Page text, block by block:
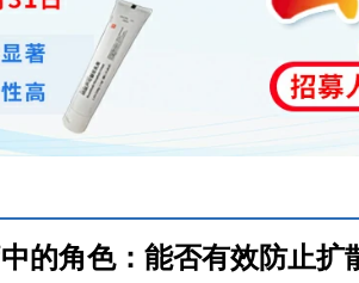
的角色：能否有效防止扩